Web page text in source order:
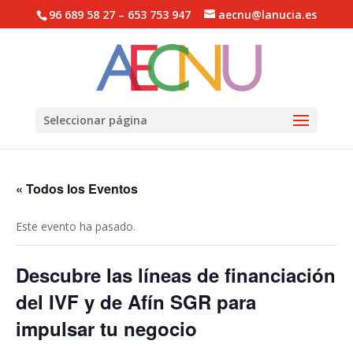
Abrir barra de herramientas
96 689 58 27 – 653 753 947 aecnu@lanucia.es
Seleccionar página
« Todos los Eventos
Este evento ha pasado.
Descubre las líneas de financiación
del IVF y de Afín SGR para
impulsar tu negocio